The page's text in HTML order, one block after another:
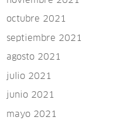
octubre 2021
septiembre 2021
agosto 2021
julio 2021
junio 2021
mayo 2021